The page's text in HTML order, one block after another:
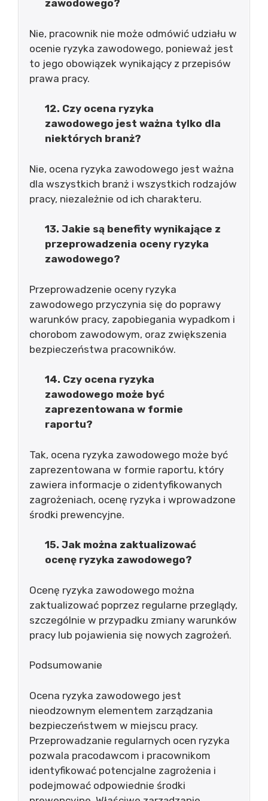
zawodowego?
Nie, pracownik nie może odmówić udziału w
ocenie ryzyka zawodowego, ponieważ jest
to jego obowiązek wynikający z przepisów
prawa pracy.
12. Czy ocena ryzyka
zawodowego jest ważna tylko dla
niektórych branż?
Nie, ocena ryzyka zawodowego jest ważna
dla wszystkich branż i wszystkich rodzajów
pracy, niezależnie od ich charakteru.
13. Jakie są benefity wynikające z
przeprowadzenia oceny ryzyka
zawodowego?
Przeprowadzenie oceny ryzyka
zawodowego przyczynia się do poprawy
warunków pracy, zapobiegania wypadkom i
chorobom zawodowym, oraz zwiększenia
bezpieczeństwa pracowników.
14. Czy ocena ryzyka
zawodowego może być
zaprezentowana w formie
raportu?
Tak, ocena ryzyka zawodowego może być
zaprezentowana w formie raportu, który
zawiera informacje o zidentyfikowanych
zagrożeniach, ocenę ryzyka i wprowadzone
środki prewencyjne.
15. Jak można zaktualizować
ocenę ryzyka zawodowego?
Ocenę ryzyka zawodowego można
zaktualizować poprzez regularne przeglądy,
szczególnie w przypadku zmiany warunków
pracy lub pojawienia się nowych zagrożeń.
Podsumowanie
Ocena ryzyka zawodowego jest
nieodzownym elementem zarządzania
bezpieczeństwem w miejscu pracy.
Przeprowadzanie regularnych ocen ryzyka
pozwala pracodawcom i pracownikom
identyfikować potencjalne zagrożenia i
podejmować odpowiednie środki